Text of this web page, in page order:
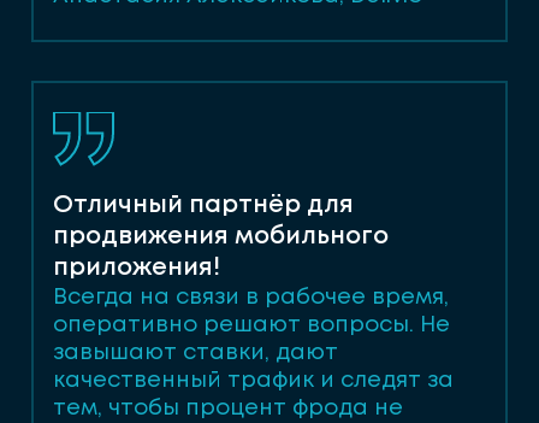
Отличный партнёр для
продвижения мобильного
приложения!
Всегда на связи в рабочее время,
оперативно решают вопросы. Не
завышают ставки, дают
качественный трафик и следят за
тем, чтобы процент фрода не